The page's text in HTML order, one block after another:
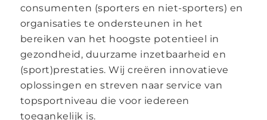
consumenten (sporters en niet-sporters) en
organisaties te ondersteunen in het
bereiken van het hoogste potentieel in
gezondheid, duurzame inzetbaarheid en
(sport)prestaties. Wij creëren innovatieve
oplossingen en streven naar service van
topsportniveau die voor iedereen
toegankelijk is.